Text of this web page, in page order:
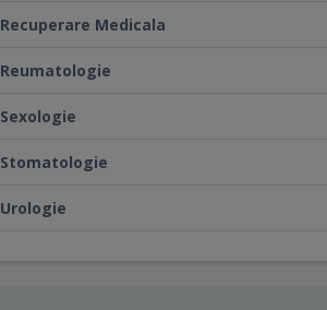
Recuperare Medicala
Reumatologie
Sexologie
Stomatologie
Urologie